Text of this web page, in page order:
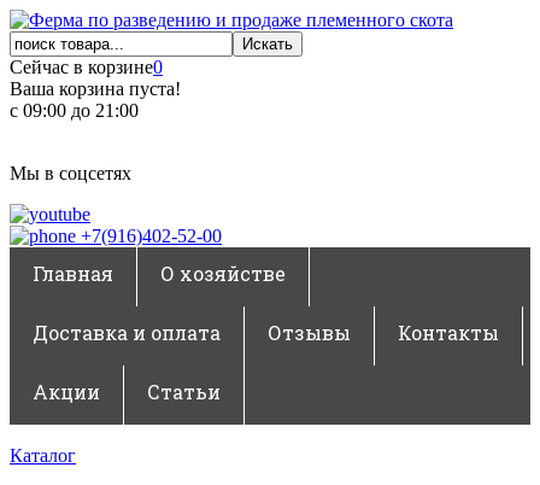
Сейчас в корзине0
Ваша корзина пуста!
с 09:00 до 21:00
Мы в соцсетях
+7(916)402-52-00
Главная О хозяйстве
Доставка и оплата Отзывы Контакты
Акции Статьи
Каталог